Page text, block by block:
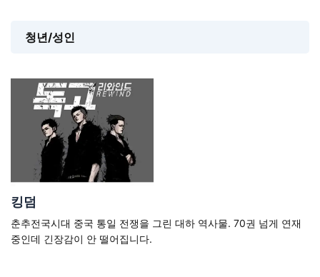
청년/성인
킹덤
춘추전국시대 중국 통일 전쟁을 그린 대하 역사물. 70권 넘게 연재
중인데 긴장감이 안 떨어집니다.